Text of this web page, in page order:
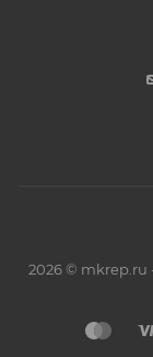
2026 © mkrep.ru